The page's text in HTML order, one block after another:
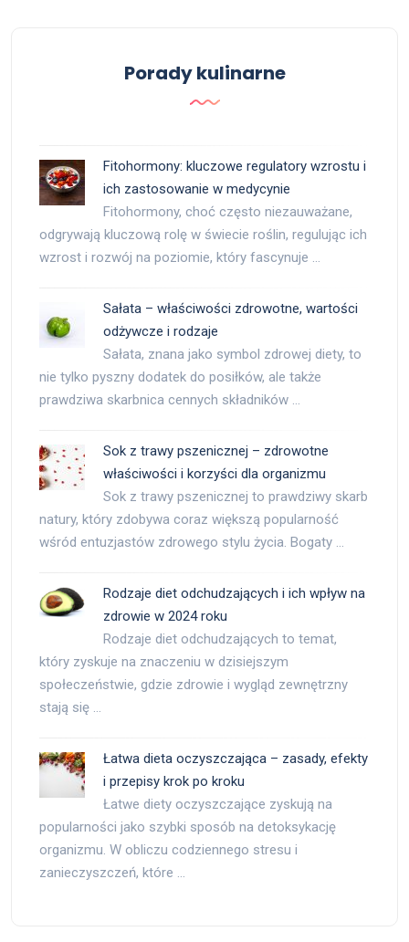
Porady kulinarne
Fitohormony: kluczowe regulatory wzrostu i
ich zastosowanie w medycynie
Fitohormony, choć często niezauważane,
odgrywają kluczową rolę w świecie roślin, regulując ich
wzrost i rozwój na poziomie, który fascynuje …
Sałata – właściwości zdrowotne, wartości
odżywcze i rodzaje
Sałata, znana jako symbol zdrowej diety, to
nie tylko pyszny dodatek do posiłków, ale także
prawdziwa skarbnica cennych składników …
Sok z trawy pszenicznej – zdrowotne
właściwości i korzyści dla organizmu
Sok z trawy pszenicznej to prawdziwy skarb
natury, który zdobywa coraz większą popularność
wśród entuzjastów zdrowego stylu życia. Bogaty …
Rodzaje diet odchudzających i ich wpływ na
zdrowie w 2024 roku
Rodzaje diet odchudzających to temat,
który zyskuje na znaczeniu w dzisiejszym
społeczeństwie, gdzie zdrowie i wygląd zewnętrzny
stają się …
Łatwa dieta oczyszczająca – zasady, efekty
i przepisy krok po kroku
Łatwe diety oczyszczające zyskują na
popularności jako szybki sposób na detoksykację
organizmu. W obliczu codziennego stresu i
zanieczyszczeń, które …